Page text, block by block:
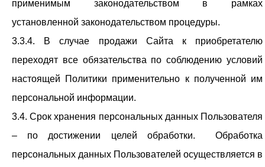
применимым законодательством в рамках
установленной законодательством процедуры.
3.3.4. В случае продажи Сайта к приобретателю
переходят все обязательства по соблюдению условий
настоящей Политики применительно к полученной им
персональной информации.
3.4. Срок хранения персональных данных Пользователя
– по достижении целей обработки. Обработка
персональных данных Пользователей осуществляется в